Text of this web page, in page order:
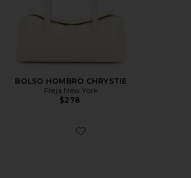
BOLSO HOMBRO CHRYSTIE
Freja New York
$278
Favorite BOLSO HARMONY